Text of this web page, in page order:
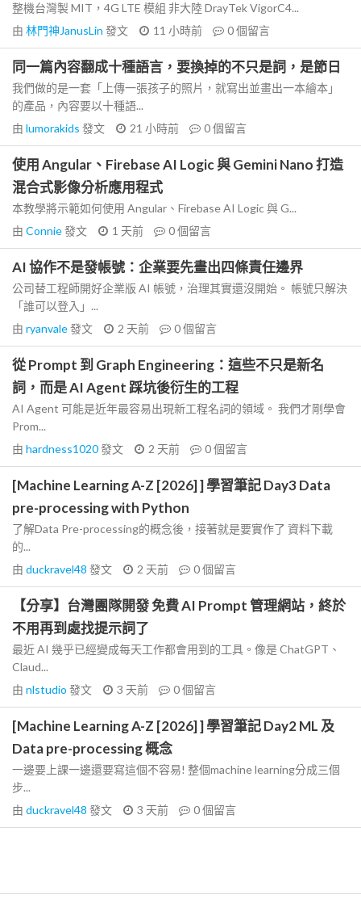
整機台灣製 MIT，4G LTE 模組 非大陸 DrayTek VigorC4...
由 林門神JanusLin 發文 11 小時前 0個留言
同一篇內容翻成十種語言，要換掉的不只是詞，是節日
我們做的是一套「上傳一張孩子的照片，就寫出並畫出一本繪本」
的產品，內容要以十種語...
由 lumorakids 發文 21 小時前 0個留言
使用 Angular、Firebase AI Logic 與 Gemini Nano 打造
混合式影像分析應用程式
本教學將示範如何使用 Angular、Firebase AI Logic 與 G...
由 Connie發文 1 天前 0個留言
AI 協作不是發帳號：企業要先畫出四條責任邊界
公司替工程師開好企業版 AI 帳號，治理其實還沒開始。 帳號只解決
「誰可以登入」...
由 ryanvale發文 2 天前 0個留言
從 Prompt 到 Graph Engineering：這些不只是新名
詞，而是 AI Agent 踩坑後衍生的工程
AI Agent 可能是近年最容易出現新工程名詞的領域。 我們才剛學會
Prom...
由 hardness1020發文 2 天前 0個留言
[Machine Learning A-Z [2026] ] 學習筆記 Day3 Data
pre-processing with Python
了解Data Pre-processing的概念後，接著就是要實作了 資料下載
的...
由 duckravel48 發文 2 天前 0個留言
【分享】台灣團隊開發 免費 AI Prompt 管理網站，終於
不用再到處找提示詞了
最近 AI 幾乎已經變成每天工作都會用到的工具。像是 ChatGPT、
Claud...
由 nlstudio 發文 3 天前 0個留言
[Machine Learning A-Z [2026] ] 學習筆記 Day2 ML 及
Data pre-processing 概念
一邊要上課一邊還要寫這個不容易! 整個machine learning分成三個
步...
由 duckravel48 發文 3 天前 0個留言